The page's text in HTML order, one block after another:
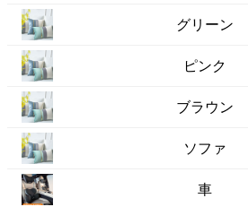
グリーン
ピンク
ブラウン
ソファ
車